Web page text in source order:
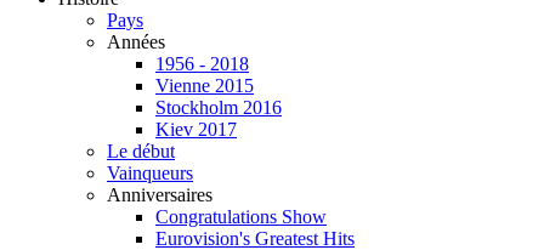
Pays
Années
1956 - 2018
Vienne 2015
Stockholm 2016
Kiev 2017
Le début
Vainqueurs
Anniversaires
Congratulations Show
Eurovision's Greatest Hits